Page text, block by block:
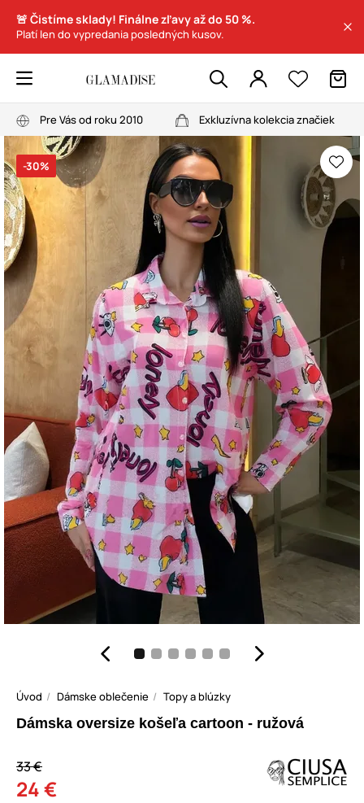
🚨 Čistíme sklady! Finálne zľavy až do 50 %.
Platí len do vypredania posledných kusov.
Pre Vás od roku 2010 Exkluzívna kolekcia značiek
-30%
Úvod Dámske oblečenie Topy a blúzky
Dámska oversize košeľa cartoon - ružová
33 €
24 €